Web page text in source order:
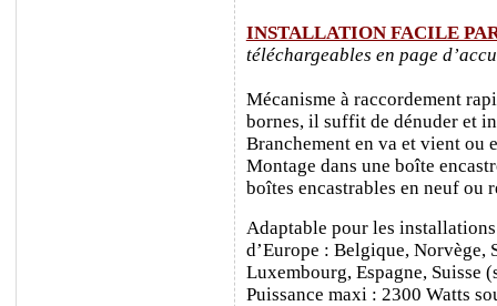
INSTALLATION FACILE
téléchargeables en page
Mécanisme à raccordement
bornes, il suffit de dénuder et
Branchement en va et vient ou
Montage dans une boîte
boîtes encastrables en neuf ou
Adaptable pour les
d’Europe : Belgique, Norvège,
Luxembourg, Espagne, Suisse
Puissance maxi : 2300 Watts